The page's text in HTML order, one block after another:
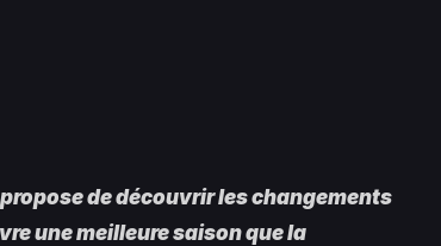
de découvrir les changements
une meilleure saison que la